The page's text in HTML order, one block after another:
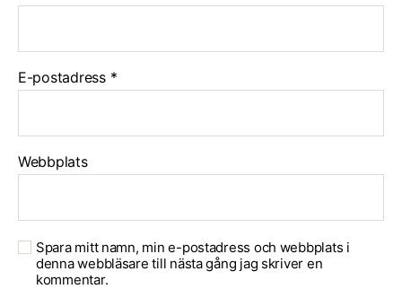
E-postadress *
Webbplats
Spara mitt namn, min e-postadress och webbplats i
denna webbläsare till nästa gång jag skriver en
kommentar.